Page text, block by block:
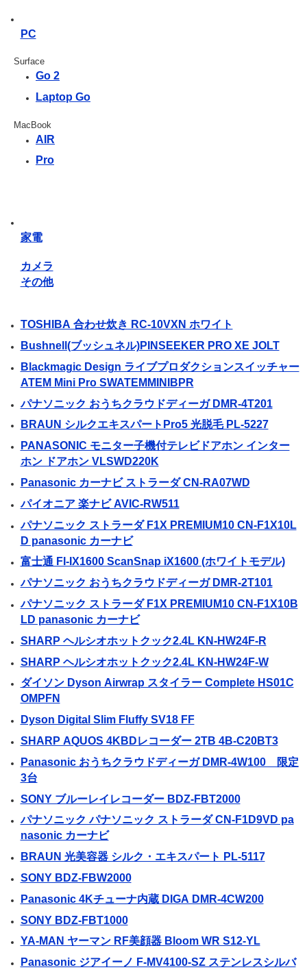
PC
Surface
Go 2
Laptop Go
MacBook
AIR
Pro
家電
カメラ
その他
TOSHIBA 合わせ炊き RC-10VXN ホワイト
Bushnell(ブッシュネル)PINSEEKER PRO XE JOLT
Blackmagic Design ライブプロダクションスイッチャー
ATEM Mini Pro SWATEMMINIBPR
パナソニック おうちクラウドディーガ DMR-4T201
BRAUN シルクエキスパートPro5 光脱毛 PL-5227
PANASONIC モニター子機付テレビドアホン インター
ホン ドアホン VLSWD220K
Panasonic カーナビ ストラーダ CN-RA07WD
パイオニア 楽ナビ AVIC-RW511
パナソニック ストラーダ F1X PREMIUM10 CN-F1X10L
D panasonic カーナビ
富士通 FI-IX1600 ScanSnap iX1600 (ホワイトモデル)
パナソニック おうちクラウドディーガ DMR-2T101
パナソニック ストラーダ F1X PREMIUM10 CN-F1X10B
LD panasonic カーナビ
SHARP ヘルシオホットクック2.4L KN-HW24F-R
SHARP ヘルシオホットクック2.4L KN-HW24F-W
ダイソン Dyson Airwrap スタイラー Complete HS01C
OMPFN
Dyson Digital Slim Fluffy SV18 FF
SHARP AQUOS 4KBDレコーダー 2TB 4B-C20BT3
Panasonic おうちクラウドディーガ DMR-4W100 限定
3台
SONY ブルーレイレコーダー BDZ-FBT2000
パナソニック パナソニック ストラーダ CN-F1D9VD pa
nasonic カーナビ
BRAUN 光美容器 シルク・エキスパート PL-5117
SONY BDZ-FBW2000
Panasonic 4Kチューナ内蔵 DIGA DMR-4CW200
SONY BDZ-FBT1000
YA-MAN ヤーマン RF美顔器 Bloom WR S12-YL
Panasonic ジアイーノ F-MV4100-SZ ステンレスシルバ